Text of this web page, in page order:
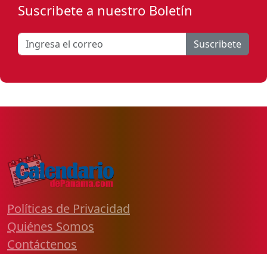
Suscribete a nuestro Boletín
Suscribete
Políticas de Privacidad
Quiénes Somos
Contáctenos